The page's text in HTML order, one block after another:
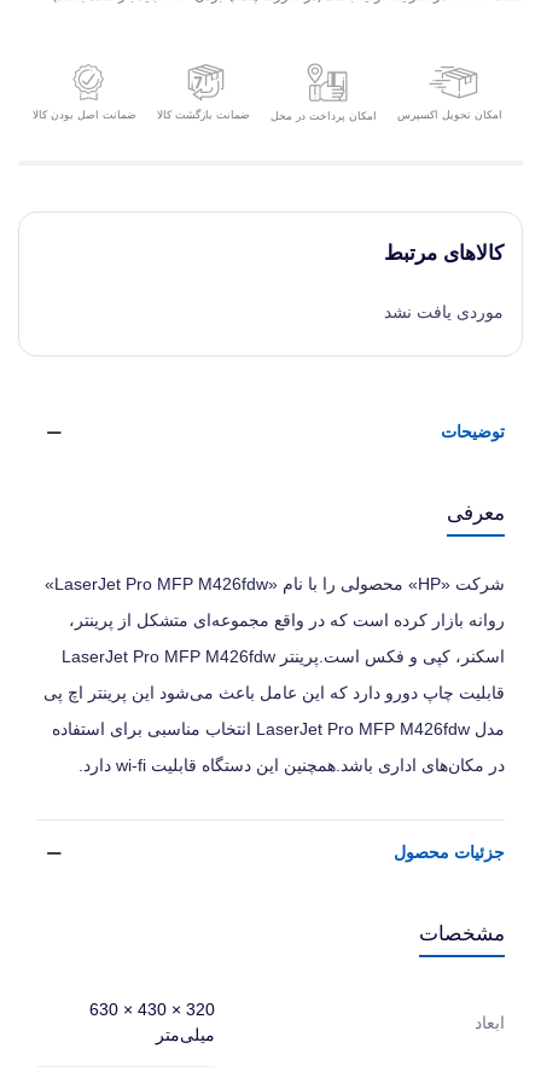
امکان تحویل اکسپرس امکان پرداخت در محل ضمانت بازگشت کالا ضمانت اصل بودن کالا
کالاهای مرتبط
موردی یافت نشد
توضیحات
معرفی
شرکت «HP» محصولی را با نام «LaserJet Pro MFP M426fdw»
روانه بازار کرده است که در واقع مجموعه‌ای متشکل از پرینتر،
اسکنر، کپی و فکس است.پرینتر LaserJet Pro MFP M426fdw
قابلیت چاپ دورو دارد که این عامل باعث می‌شود این پرینتر اچ پی
مدل LaserJet Pro MFP M426fdw انتخاب مناسبی برای استفاده
در مکان‌های اداری باشد.همچنین این دستگاه قابلیت wi-fi دارد.
جزئیات محصول
مشخصات
ابعاد
320 × 430 × 630
میلی‌متر